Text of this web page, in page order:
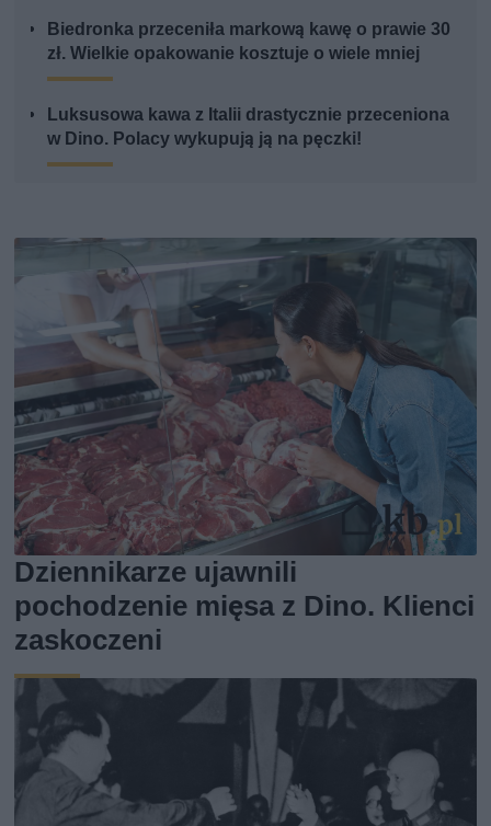
Biedronka przeceniła markową kawę o prawie 30
zł. Wielkie opakowanie kosztuje o wiele mniej
Luksusowa kawa z Italii drastycznie przeceniona
w Dino. Polacy wykupują ją na pęczki!
Dziennikarze ujawnili
pochodzenie mięsa z Dino. Klienci
zaskoczeni